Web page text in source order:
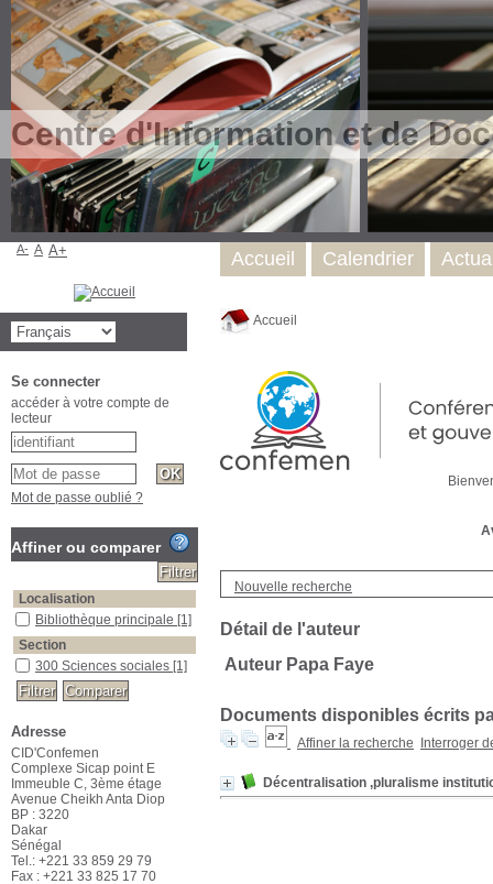
Centre d'Information et de
Accueil
Nouvelle recherche
Détail de l'auteur
Auteur Papa Faye
Documents disponibles écrits
Affiner la recherche Interroger
Décentralisation ,pluralisme
Accueil Calendrier
A- A A+
Se connecter
accéder à votre compte de
lecteur
Mot de passe oublié ?
Affiner ou comparer
Localisation
Bibliothèque principale [1]
Section
300 Sciences sociales [1]
Adresse
CID'Confemen
Complexe Sicap point E
Immeuble C, 3ème étage
Avenue Cheikh Anta Diop
BP : 3220
Dakar
Sénégal
Tel.: +221 33 859 29 79
Fax : +221 33 825 17 70